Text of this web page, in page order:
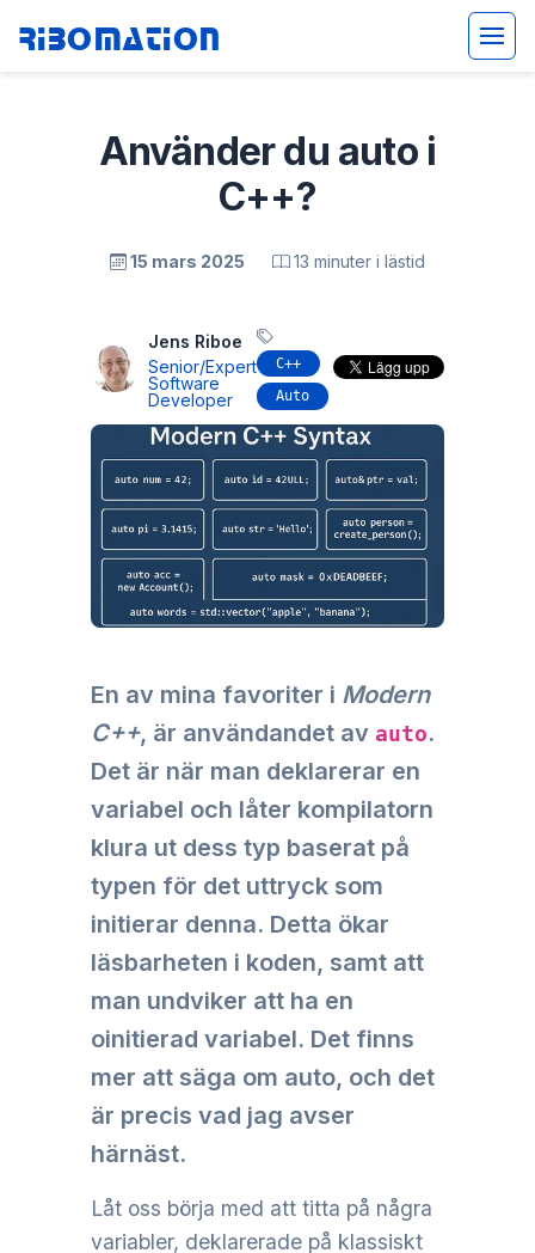
Ribomation
Använder du auto i
C++?
15 mars 2025 13 minuter i lästid
Jens Riboe
Senior/Expert
Software
Developer
C++
Auto
En av mina favoriter i Modern
C++, är användandet av auto.
Det är när man deklarerar en
variabel och låter kompilatorn
klura ut dess typ baserat på
typen för det uttryck som
initierar denna. Detta ökar
läsbarheten i koden, samt att
man undviker att ha en
oinitierad variabel. Det finns
mer att säga om auto, och det
är precis vad jag avser
härnäst.
Låt oss börja med att titta på några
variabler, deklarerade på klassiskt